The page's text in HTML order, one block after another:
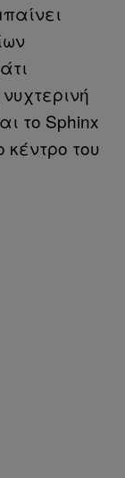
το Sphinx
κέντρο του